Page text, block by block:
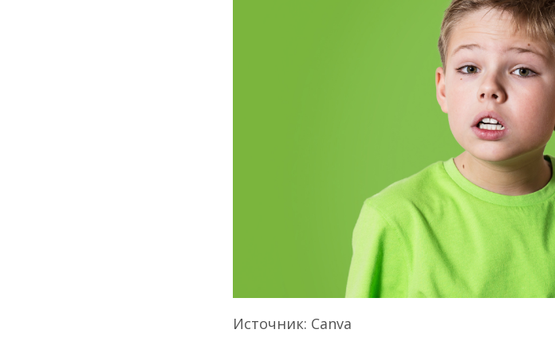
Источник: Canva